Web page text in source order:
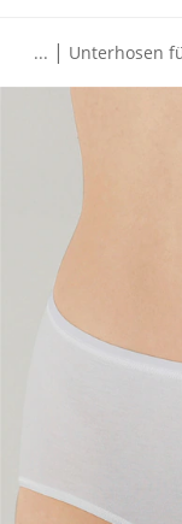
... | Unterhosen